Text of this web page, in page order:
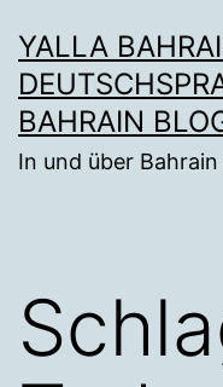
Inhalt
springen
YALLA
BAHRAIN
In und über Bahrain